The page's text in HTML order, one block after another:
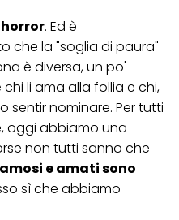
. Ed è
che la "soglia di paura"
è diversa, un po'
li ama alla follia e chi,
sentir nominare. Per tutti
oggi abbiamo una
non tutti sanno che
e amati sono
sì che abbiamo